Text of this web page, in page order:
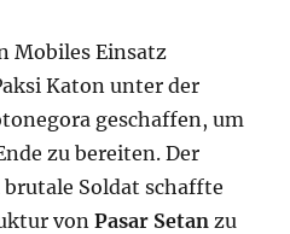
Mobiles Einsatz
Katon unter der
geschaffen, um
zu bereiten. Der
Soldat schaffte
vonPasar Setan zu